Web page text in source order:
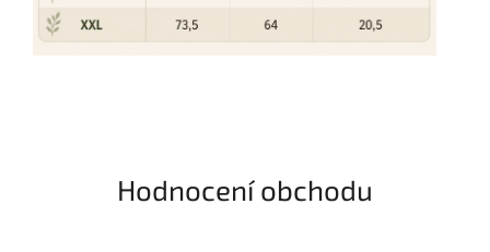
Hodnocení obchodu